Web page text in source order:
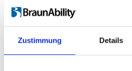
Zustimmung Details
drehen. Mit dem Hebel an
bewegen Sie den Sitz nach
drehen und schieben
behalten Sie die volle